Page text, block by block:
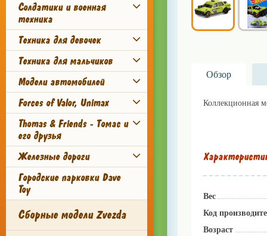
Солдатики и военная
техника
Техника для девочек
Техника для мальчиков
Модели автомобилей
Forces of Valor, Unimax
Thomas & Friends - Томас и
его друзья
Железные дороги
Городские парковки Dave
Toy
Сборные модели Zvezda
Обзор
Коллекционная
Вес
Код
Возраст